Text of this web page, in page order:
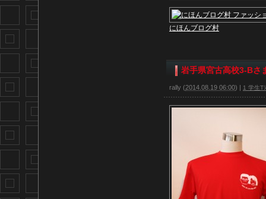
にほんブログ村
岩手県宮古高校3-Bさ
rally (2014.08.19 06:00) | 1 学生T